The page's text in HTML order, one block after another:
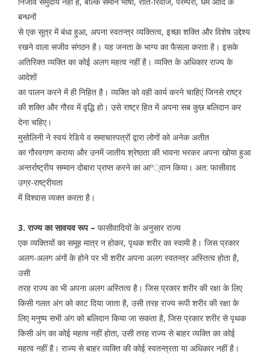
बन्धनों
से एक सूत्र में बंधा हुआ, अपना स्वतन्त्र व्यक्तित्व, इच्छा शक्ति और विशेष उद्देश्य
रखने वाला सजीव संगठन है। यह जनता के भाग्य का फैसला करता है। इसके
अतिरिक्त व्यक्ति का कोई अलग महत्व नहीं है। व्यक्ति के अधिकार राज्य के
आदेशों
का पालन करने में ही निहित है। व्यक्ति को वही कार्य करने चाहिएं जिनसे राष्ट्र
की शक्ति और गौरव में वृद्धि हो। उसे राष्ट्र हित में अपना सब कुछ बलिदान कर
देना चहिए।
मुसोलिनी ने स्वयं रेडिये व समाचारपत्रों द्वारा लोगों को अनेक अतीत
का गौरवगाण कराया और उनमें जातीय श्रेष्ठता की भावना भरकर अपना खोया हुआ
अन्तर्राष्ट्रीय सम्मान दोबारा प्राप्त करने का आº्वान किया। अत: फासीवाद
उग्र-राष्ट्रीयता
में विश्वास व्यक्त करता है।
3. राज्य का सावयव रूप – फासीवादियों के अनुसार राज्य
एक व्यक्तियों का समूह मात्र न होकर, पृथक शरीर का स्वामी है। जिस प्रकार
अलग-अलग अंगों के होने पर भी शरीर अपना अलग स्वतन्त्र अस्तित्व होता है,
उसी
तरह राज्य का भी अपना अलग अस्तित्व है। जिस प्रकार शरीर की रक्षा के लिए
किसी गलत अंग को काट दिया जाता है, उसी तरह राज्य रूपी शरीर की रक्षा के
लिए मनुष्य सभी अंग को बलिदान किया जा सकता है, जिस प्रकार शरीर से पृथक
किसी अंग का कोई महत्व नहीं होता, उसी तरह राज्य से बाहर व्यक्ति का कोई
महत्व नहीं है। राज्य से बाहर व्यक्ति की कोई स्वतन्त्रता या अधिकार नहीं है।